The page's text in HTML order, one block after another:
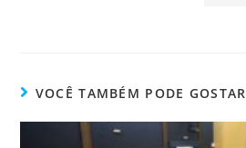
VOCÊ TAMBÉM PODE GOSTAR